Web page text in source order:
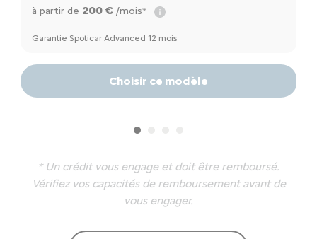
à partir de 200 €/mois*
Garantie Spoticar Advanced 12 mois
Choisir ce modèle
* Un crédit vous engage et doit être remboursé.
Vérifiez vos capacités de remboursement avant de
vous engager.